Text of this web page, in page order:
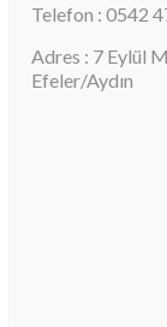
Telefon : 0542
Adres : 7 Eylül
Efeler/Aydın